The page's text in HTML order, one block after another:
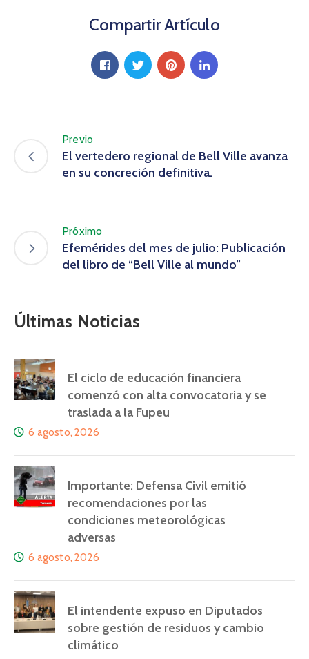
Compartir Artículo
Previo
El vertedero regional de Bell Ville avanza
en su concreción definitiva.
Próximo
Efemérides del mes de julio: Publicación
del libro de “Bell Ville al mundo”
Últimas Noticias
El ciclo de educación financiera
comenzó con alta convocatoria y se
traslada a la Fupeu
6 agosto, 2026
Importante: Defensa Civil emitió
recomendaciones por las
condiciones meteorológicas
adversas
6 agosto, 2026
El intendente expuso en Diputados
sobre gestión de residuos y cambio
climático